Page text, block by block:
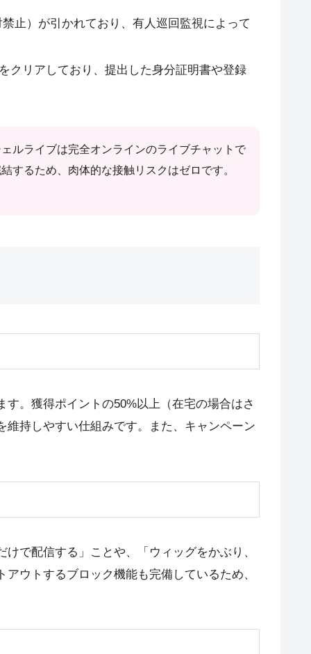
止）が引かれており、有人巡回監視によって
クリアしており、提出した身分証明書や登録
ルライブは完全オンラインのライブチャットで
するため、肉体的な接触リスクはゼロです。
。獲得ポイントの50%以上（在宅の場合はさ
持しやすい仕組みです。また、キャンペーン
で配信する」ことや、「ウィッグをかぶり、
ウトするブロック機能も完備しているため、